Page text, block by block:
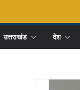
उत्तराखंड देश